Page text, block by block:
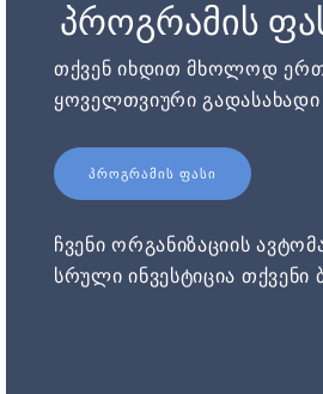
პროგრამის
თქვენ იხდით მხოლოდ
ყოველთვიური გადასახადი
ᲞᲠᲝᲒᲠᲐᲛᲘᲡ ᲤᲐᲡᲘ
ჩვენი ორგანიზაციის
სრული ინვესტიცია თქვენი